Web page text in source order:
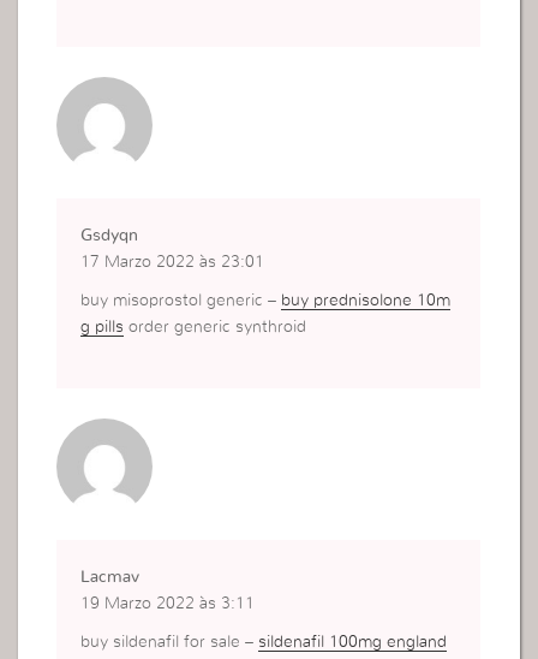
Gsdyqn
17 Marzo 2022 às 23:01
buy misoprostol generic – buy prednisolone 10m
g pills order generic synthroid
Lacmav
19 Marzo 2022 às 3:11
buy sildenafil for sale – sildenafil 100mg england